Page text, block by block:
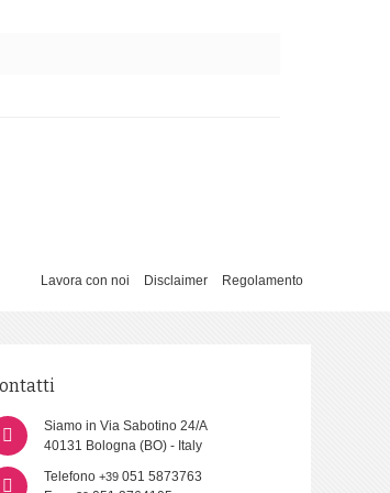
Lavora con noi Disclaimer Regolamento
Siamo in Via Sabotino 24/A
40131 Bologna (BO) - Italy
Telefono +39051 5873763